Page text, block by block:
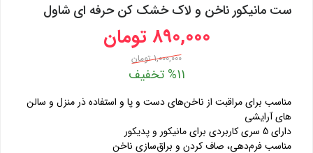
ست مانیکور ناخن و لاک خشک کن حرفه ای شاول
890,000 تومان
1,000,000 تومان
%11 تخفیف
مناسب برای مراقبت از ناخن‌های دست و پا و استفاده ذر منزل و سالن
های آرایشی
دارای 5 سری کاربردی برای مانیکور و پدیکور
مناسب فرم‌دهی، صاف کردن و براق‌سازی ناخن